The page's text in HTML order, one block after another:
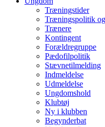
Træningstider
Træningspolitik
Trænere
Kontingent
Forældregruppe
Pædofilpolitik
Stævnetilmelding
Indmeldelse
Udmeldelse
Ungdomshold
Klubtøj
Ny i klubben
Begynderbat